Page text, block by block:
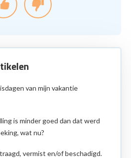
van mijn vakantie
is minder goed dan dat werd
wat nu?
vermist en/of beschadigd.